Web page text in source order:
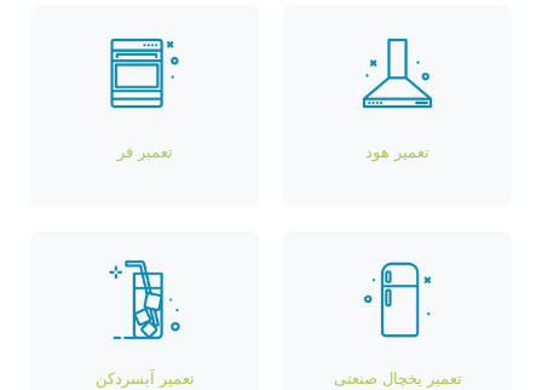
تعمیر هود
تعمیر یخچال صنعتی
تعمیر فر
تعمیر آبسردکن